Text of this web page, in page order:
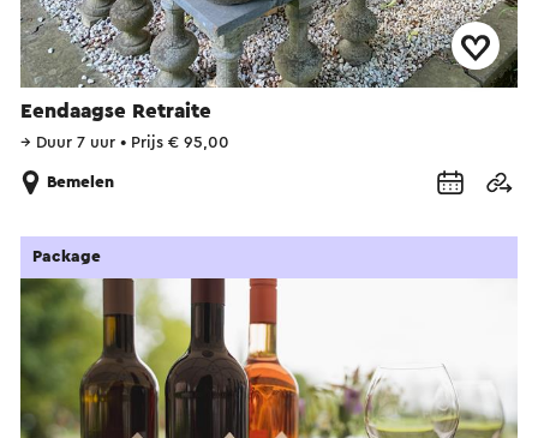
Eendaagse Retraite
→ Duur 7 uur • Prijs € 95,00
Bemelen
Package